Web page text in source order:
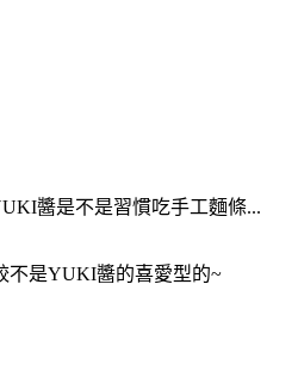
醬是不是習慣吃手工麵條...
不是YUKI醬的喜愛型的~